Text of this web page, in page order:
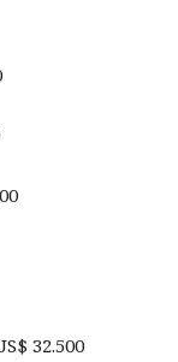
32.500